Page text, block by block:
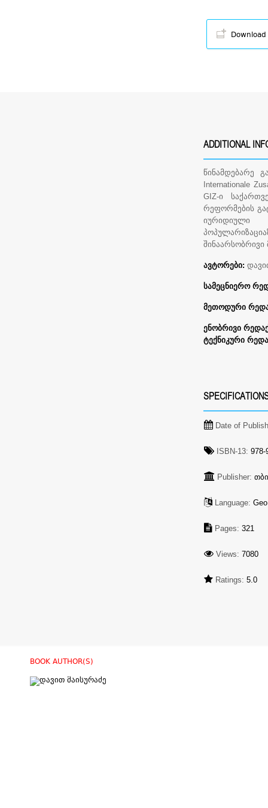
Download
ADDITIONAL
წინამდებარე
Internationale
GIZ-ი
რეფორმების
იურიდიული
შინაარსობრივი
ავტორები:
სამეცნიერო
მეთოდური
ენობრივი
ტექნიკური
Date of
ISBN-13: 978-
Publisher:
Language: Geo
Pages: 321
Views: 7080
Ratings: 5.0
BOOK AUTHOR(S)